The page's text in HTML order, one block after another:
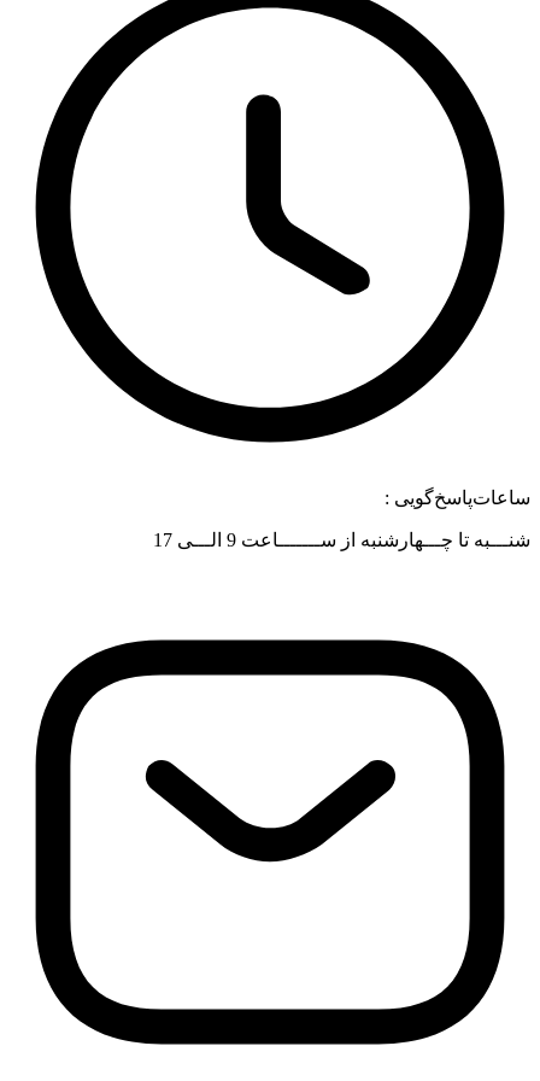
:
تا چـــهارشنبه از ســـــــاعت 9 الـــی 17